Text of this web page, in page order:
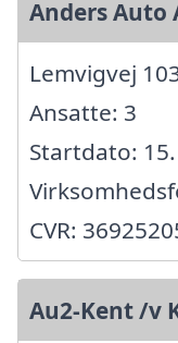
Anders Auto
Lemvigvej
Ansatte: 3
Startdato:
CVR:
Au2-Kent /v